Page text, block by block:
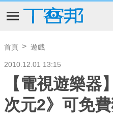
首頁 遊戲
2010.12.01 13:15
【電視遊樂器
次元2》可免